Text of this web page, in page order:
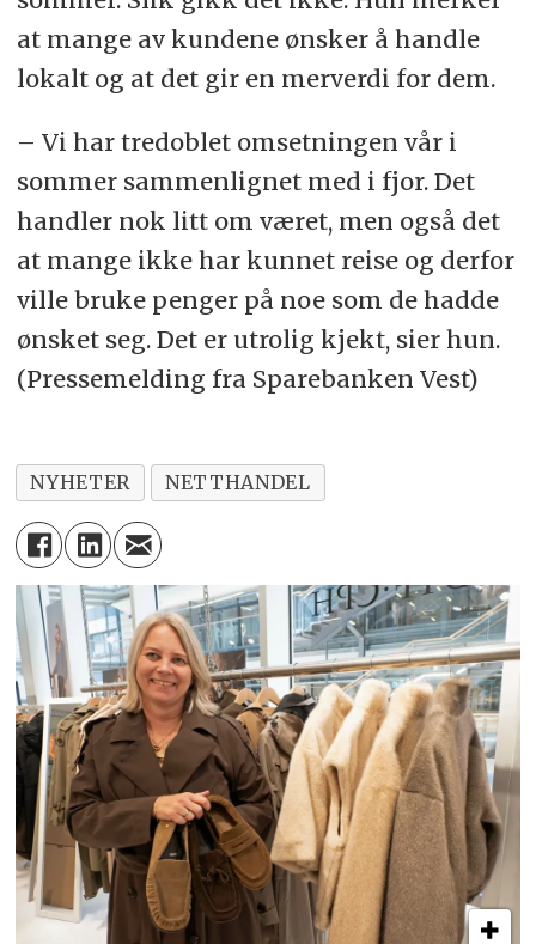
at mange av kundene ønsker å handle
lokalt og at det gir en merverdi for dem.
– Vi har tredoblet omsetningen vår i
sommer sammenlignet med i fjor. Det
handler nok litt om været, men også det
at mange ikke har kunnet reise og derfor
ville bruke penger på noe som de hadde
ønsket seg. Det er utrolig kjekt, sier hun.
(Pressemelding fra Sparebanken Vest)
NYHETER NETTHANDEL